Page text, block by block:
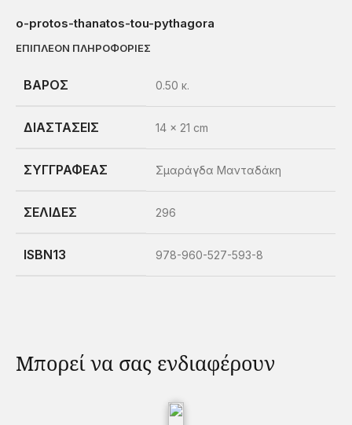
o-protos-thanatos-tou-pythagora
ΕΠΙΠΛΕΟΝ ΠΛΗΡΟΦΟΡΙΕΣ
ΒΑΡΟΣ 0.50 κ.
ΔΙΑΣΤΑΣΕΙΣ 14 × 21 cm
ΣΥΓΓΡΑΦΕΑΣ Σμαράγδα Μανταδάκη
ΣΕΛΙΔΕΣ 296
ISBN13 978-960-527-593-8
Μπορεί να σας ενδιαφέρουν